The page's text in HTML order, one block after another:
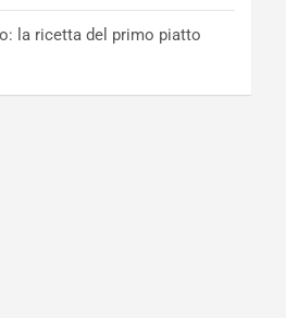
la ricetta del primo piatto